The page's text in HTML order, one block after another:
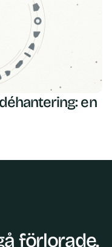
en
förlorade.